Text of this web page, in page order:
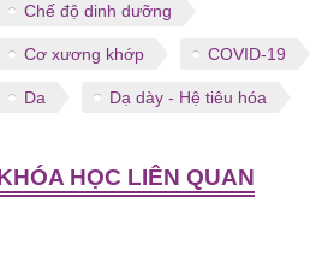
Chế độ dinh dưỡng
Cơ xương khớp COVID-19
Da Dạ dày - Hệ tiêu hóa
HỌC LIÊN QUAN